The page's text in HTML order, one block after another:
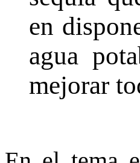
en
agua
mejorar